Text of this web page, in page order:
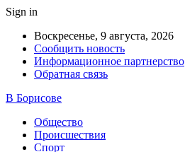
Sign in
Воскресенье, 9 августа, 2026
Сообщить новость
Информационное партнерство
Обратная связь
В Борисове
Общество
Происшествия
Спорт